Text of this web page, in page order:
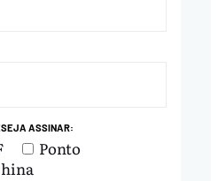
ASSINAR:
Ponto